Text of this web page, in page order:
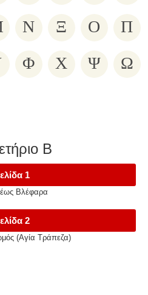
Ν Ξ Ο Π
Φ Χ Ψ Ω
Β
1
Βλέφαρα
2
(Αγία Τράπεζα)